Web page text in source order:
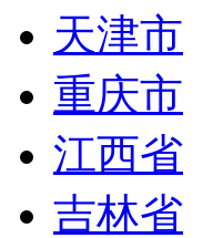
天津市
重庆市
江西省
吉林省